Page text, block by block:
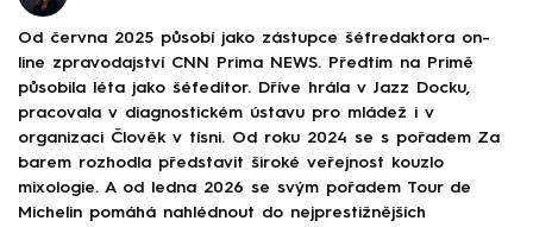
Od června 2025 působí jako zástupce šéfredaktora on-
line zpravodajství CNN Prima NEWS. Předtím na Primě
působila léta jako šéfeditor. Dříve hrála v Jazz Docku,
pracovala v diagnostickém ústavu pro mládež i v
organizaci Člověk v tísni. Od roku 2024 se s pořadem Za
barem rozhodla představit široké veřejnost kouzlo
mixologie. A od ledna 2026 se svým pořadem Tour de
Michelin pomáhá nahlédnout do nejprestižnějších